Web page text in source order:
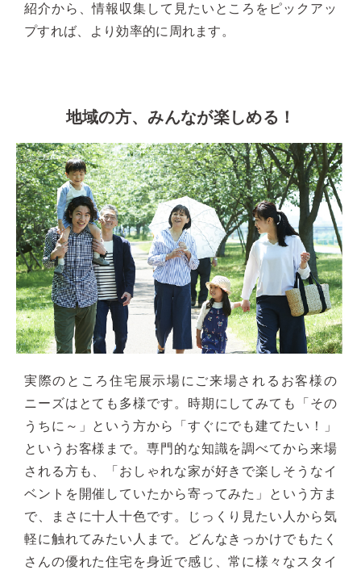
紹介から、情報収集して見たいところをピックアッ
プすれば、より効率的に周れます。
地域の方、みんなが楽しめる！
実際のところ住宅展示場にご来場されるお客様の
ニーズはとても多様です。時期にしてみても「その
うちに～」という方から「すぐにでも建てたい！」
というお客様まで。専門的な知識を調べてから来場
される方も、「おしゃれな家が好きで楽しそうなイ
ベントを開催していたから寄ってみた」という方ま
で、まさに十人十色です。じっくり見たい人から気
軽に触れてみたい人まで。どんなきっかけでもたく
さんの優れた住宅を身近で感じ、常に様々なスタイ